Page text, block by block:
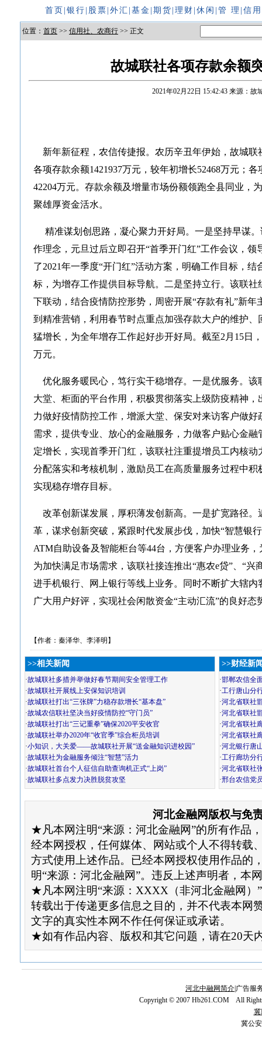
首页 银行 股票 外汇 基金 期货 理财 休闲 管 理 信
位置： 首页 >> 信用社、农商行 >> 正文
故城联社各项存款余额
2021年02月22日 15:42:43 来源：故
新年新征程，农信传捷报。农历辛丑年伊始，故城联
各项存款余额1421937万元，较年初增长52468万元；
42204万元。存款余额及增量市场份额领跑全县同业，
聚雄厚资金活水。
精准谋划创思路，凝心聚力开好局。一是坚持早谋。
作理念，元旦过后立即召开“首季开门红”工作会议，
了2021年一季度“开门红”活动方案，明确工作目标，
标，为增存工作提供目标导航。二是坚持立行。该联
下联动，结合疫情防控形势，周密开展“存款有礼”新
到精准营销，利用春节时点重点加强存款大户的维护
猛增长，为全年增存工作起好步开好局。截至2月15日
万元。
优化服务暖民心，笃行实干稳增存。一是优服务。该
大堂、柜面的平台作用，积极贯彻落实上级防疫精神
力做好疫情防控工作，增派大堂、保安对来访客户做
需求，提供专业、放心的金融服务，力做客户贴心金
定增长，实现首季开门红，该联社注重提增员工内核
分配落实和考核机制，激励员工在高质量服务过程中
实现稳存增存目标。
改革创新谋发展，厚积薄发创新高。一是扩宽路径。
革，谋求创新突破，紧跟时代发展步伐，加快“智慧银
ATM自助设备及智能柜台等44台，方便客户办理业务
为加快满足市场需求，该联社接连推出“惠农e贷”、“兴
进手机银行、网上银行等线上业务。同时不断扩大辖
广大用户好评，实现社会闲散资金“主动汇流”的良好态
【作者：秦泽华、李泽明】
>>相关新闻
·故城联社多措并举做好春节期间安全管理工作
·故城联社开展线上安保知识培训
·故城联社打出“三张牌”力稳存款增长“基本盘”
·故城农信联社坚决当好疫情防控“守门员”
·故城联社打出“三记重拳”确保2020平安收官
·故城联社举办2020年“收官季”综合柜员培训
·小知识，大关爱——故城联社开展“送金融知识进校园”
·故城联社为金融服务倾注“智慧”活力
·故城联社首台个人征信自助查询机正式“上岗”
·故城联社多点发力决胜脱贫攻坚
>>财经新
·邯郸农信全
·工行唐山分
·河北省联社
·河北省联社
·河北省联社
·河北省联社
·河北银行唐
·工行廊坊分
·河北省联社
·邢台农信党
河北金融网版权与免
★凡本网注明“来源：河北金融网”的所有作品
经本网授权，任何媒体、网站或个人不得转载
方式使用上述作品。已经本网授权使用作品的
明“来源：河北金融网”。违反上述声明者，本
★凡本网注明“来源：XXXX（非河北金融网）
转载出于传递更多信息之目的，并不代表本网
文字的真实性本网不作任何保证或承诺。
★如有作品内容、版权和其它问题，请在20天
河北中融网简介 |广告服
Copyright © 2007 Hb261.COM All
冀
冀公